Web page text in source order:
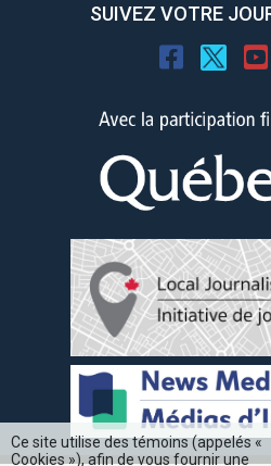
SUIVEZ VOTRE
Ce site utilise des témoins (appelés «
Cookies »), afin de vous fournir une